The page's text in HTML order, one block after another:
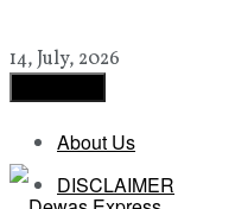
14, July, 2026
About Us
DISCLAIMER